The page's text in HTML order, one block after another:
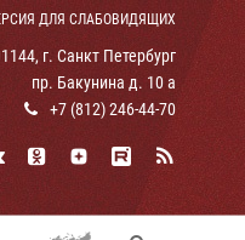
ДЛЯ СЛАБОВИДЯЩИХ
г. Санкт Петербург
пр. Бакунина д. 10 а
+7 (812) 246-44-70